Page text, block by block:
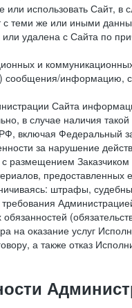
или использовать Сайт,
теми же или иными
или удалена с Сайта по
и
сообщения/информацию,
Сайта
в случае наличия
включая
за нарушение
размещением
предоставленных
штрафы,
на оказание услуг
а также отказ